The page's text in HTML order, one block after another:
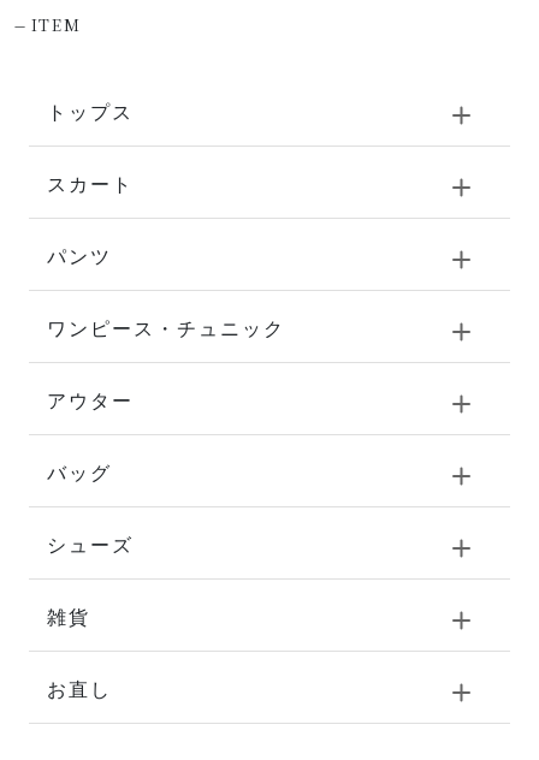
-ITEM
トップス
スカート
パンツ
ワンピース・チュニック
アウター
バッグ
シューズ
雑貨
お直し